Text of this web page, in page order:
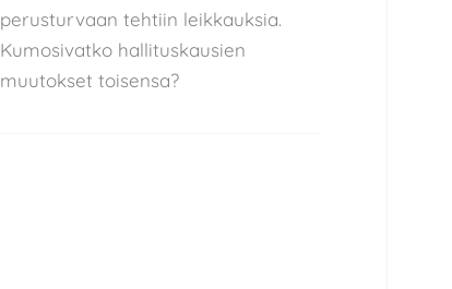
perusturvaan tehtiin leikkauksia.
Kumosivatko hallituskausien
muutokset toisensa?